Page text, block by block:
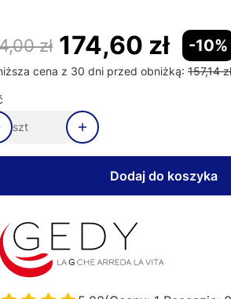
zł 174,60 zł -10%
cena z 30 dni przed obniżką: 157,14 zł
szt
Dodaj do koszyka